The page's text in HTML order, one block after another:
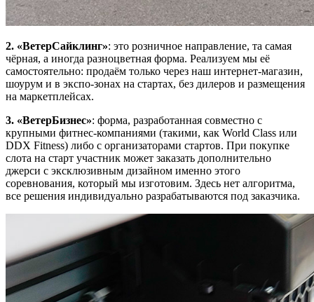
2. «ВетерСайклинг»: это розничное направление, та самая
чёрная, а иногда разноцветная форма. Реализуем мы её
самостоятельно: продаём только через наш интернет-магазин,
шоурум и в экспо-зонах на стартах, без дилеров и размещения
на маркетплейсах.
3. «ВетерБизнес»: форма, разработанная совместно с
крупными фитнес-компаниями (такими, как World Class или
DDX Fitness) либо с организаторами стартов. При покупке
слота на старт участник может заказать дополнительно
джерси с эксклюзивным дизайном именно этого
соревнования, который мы изготовим. Здесь нет алгоритма,
все решения индивидуально разрабатываются под заказчика.